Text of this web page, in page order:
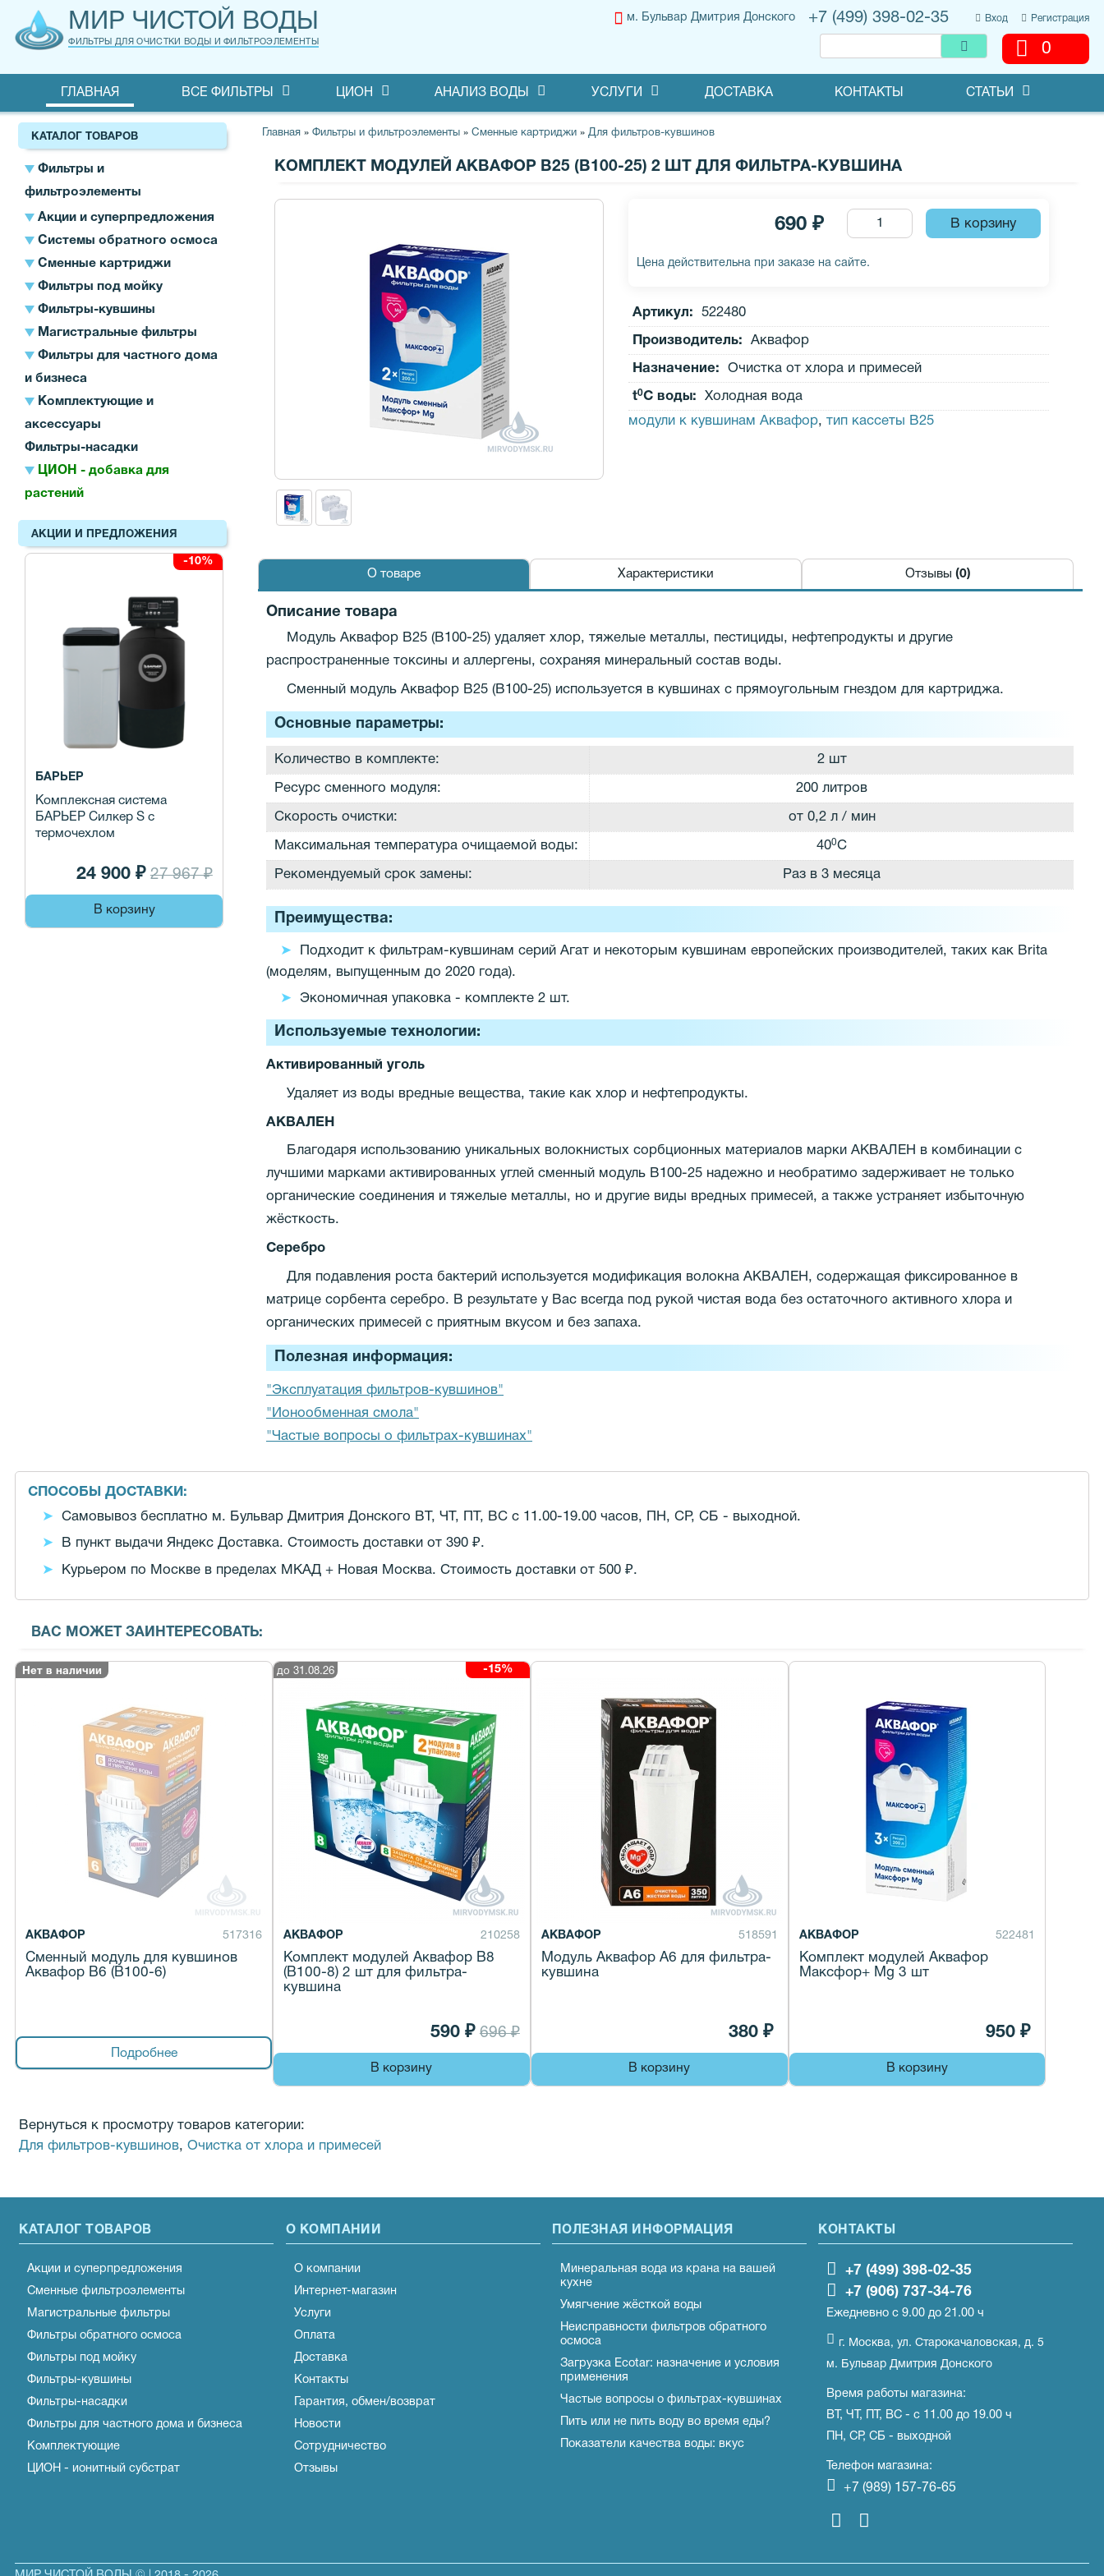
Регистрация
Вход
МИР ЧИСТОЙ ВОДЫ
ФИЛЬТРЫ ДЛЯ ОЧИСТКИ ВОДЫ И ФИЛЬТРОЭЛЕМЕНТЫ
+7 (499) 398-02-35
м. Бульвар Дмитрия Донского
0
ГЛАВНАЯ ВСЕ ФИЛЬТРЫ ЦИОН АНАЛИЗ ВОДЫ УСЛУГИ ДОСТАВКА КОНТАКТЫ СТАТЬИ
КАТАЛОГ ТОВАРОВ
Фильтры и
фильтроэлементы
Акции и суперпредложения
Системы обратного осмоса
Сменные картриджи
Фильтры под мойку
Фильтры-кувшины
Магистральные фильтры
Фильтры для частного дома
и бизнеса
Комплектующие и
аксессуары
Фильтры-насадки
ЦИОН - добавка для
растений
АКЦИИ И ПРЕДЛОЖЕНИЯ
-10%
БАРЬЕР
Комплексная система
БАРЬЕР Силкер S с
термочехлом
24 900 ₽ 27 967 ₽
В корзину
Главная »Фильтры и фильтроэлементы »Сменные картриджи »Для фильтров-кувшинов
КОМПЛЕКТ МОДУЛЕЙ АКВАФОР В25 (В100-25) 2 ШТ ДЛЯ ФИЛЬТРА-КУВШИНА
690 ₽
Цена действительна при заказе на сайте.
Артикул: 522480
Производитель: Аквафор
Назначение: Очистка от хлора и примесей
t0C воды:
Холодная вода
модули к кувшинам Аквафор,тип кассеты В25
О товаре Характеристики Отзывы (0)
Описание товара
Модуль Аквафор В25 (B100-25) удаляет хлор, тяжелые металлы, пестициды, нефтепродукты и другие
распространенные токсины и аллергены, сохраняя минеральный состав воды.
Сменный модуль Аквафор B25 (B100-25) используется в кувшинах с прямоугольным гнездом для картриджа.
Основные параметры:
Количество в комплекте: 2 шт
Ресурс сменного модуля: 200 литров
Скорость очистки: от 0,2 л / мин
Максимальная температура очищаемой воды: 400С
Рекомендуемый срок замены: Раз в 3 месяца
Преимущества:
Подходит к фильтрам-кувшинам серий Агат и некоторым кувшинам европейских производителей, таких как Brita
(моделям, выпущенным до 2020 года).
Экономичная упаковка - комплекте 2 шт.
Используемые технологии:
Активированный уголь
Удаляет из воды вредные вещества, такие как хлор и нефтепродукты.
АКВАЛЕН
Благодаря использованию уникальных волокнистых сорбционных материалов марки АКВАЛЕН в комбинации с
лучшими марками активированных углей сменный модуль В100-25 надежно и необратимо задерживает не только
органические соединения и тяжелые металлы, но и другие виды вредных примесей, а также устраняет избыточную
жёсткость.
Серебро
Для подавления роста бактерий используется модификация волокна АКВАЛЕН, содержащая фиксированное в
матрице сорбента серебро. В результате у Вас всегда под рукой чистая вода без остаточного активного хлора и
органических примесей с приятным вкусом и без запаха.
Полезная информация:
"Эксплуатация фильтров-кувшинов"
"Ионообменная смола"
"Частые вопросы о фильтрах-кувшинах"
СПОСОБЫ ДОСТАВКИ:
Самовывоз бесплатно м. Бульвар Дмитрия Донского ВТ, ЧТ, ПТ, ВС с 11.00-19.00 часов, ПН, СР, СБ - выходной.
В пункт выдачи Яндекс Доставка. Стоимость доставки от 390 ₽.
Курьером по Москве в пределах МКАД + Новая Москва. Стоимость доставки от 500 ₽.
ВАС МОЖЕТ ЗАИНТЕРЕСОВАТЬ:
Нет в наличии
АКВАФОР 517316
Сменный модуль для кувшинов
Аквафор В6 (В100-6)
Подробнее
-15%
до 31.08.26
АКВАФОР 210258
Комплект модулей Аквафор В8
(В100-8) 2 шт для фильтра-
кувшина
590 ₽ 696 ₽
В корзину
АКВАФОР 518591
Модуль Аквафор A6 для фильтра-
кувшина
380 ₽
В корзину
АКВАФОР 522481
Комплект модулей Аквафор
Максфор+ Mg 3 шт
950 ₽
В корзину
Вернуться к просмотру товаров категории:
Для фильтров-кувшинов,Очистка от хлора и примесей
КАТАЛОГ ТОВАРОВ
Акции и суперпредложения
Сменные фильтроэлементы
Магистральные фильтры
Фильтры обратного осмоса
Фильтры под мойку
Фильтры-кувшины
Фильтры-насадки
Фильтры для частного дома и бизнеса
Комплектующие
ЦИОН - ионитный субстрат
О КОМПАНИИ
О компании
Интернет-магазин
Услуги
Оплата
Доставка
Контакты
Гарантия, обмен/возврат
Новости
Сотрудничество
Отзывы
ПОЛЕЗНАЯ ИНФОРМАЦИЯ
Минеральная вода из крана на вашей
кухне
Умягчение жёсткой воды
Неисправности фильтров обратного
осмоса
Загрузка Ecotar: назначение и условия
применения
Частые вопросы о фильтрах-кувшинах
Пить или не пить воду во время еды?
Показатели качества воды: вкус
КОНТАКТЫ
+7 (499) 398-02-35
+7 (906) 737-34-76
Ежедневно с 9.00 до 21.00 ч
г. Москва, ул. Старокачаловская, д. 5
м. Бульвар Дмитрия Донского
Время работы магазина:
ВТ, ЧТ, ПТ, ВС - с 11.00 до 19.00 ч
ПН, СР, СБ - выходной
Телефон магазина:
+7 (989) 157-76-65